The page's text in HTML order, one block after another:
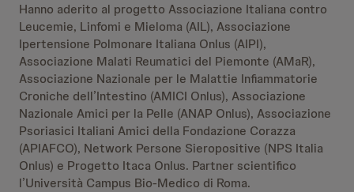
Hanno aderito al progetto Associazione Italiana contro
Leucemie, Linfomi e Mieloma (AIL), Associazione
Ipertensione Polmonare Italiana Onlus (AIPI),
Associazione Malati Reumatici del Piemonte (AMaR),
Associazione Nazionale per le Malattie Infiammatorie
Croniche dell’Intestino (AMICI Onlus), Associazione
Nazionale Amici per la Pelle (ANAP Onlus), Associazione
Psoriasici Italiani Amici della Fondazione Corazza
(APIAFCO), Network Persone Sieropositive (NPS Italia
Onlus) e Progetto Itaca Onlus. Partner scientifico
l’Università Campus Bio-Medico di Roma.